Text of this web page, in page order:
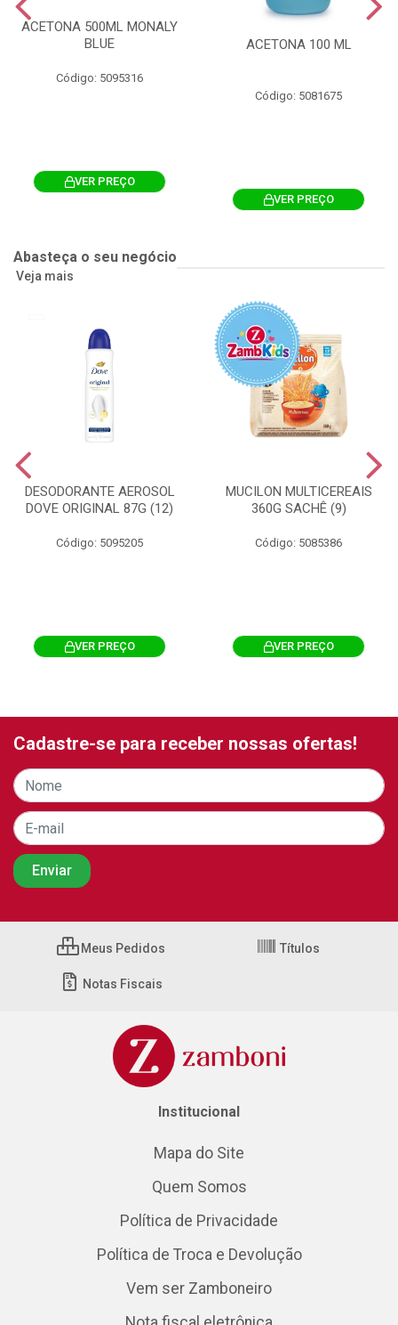
ACETONA 500ML MONALY
BLUE
Código: 5095316
VER PREÇO
ACETONA 100 ML
Código: 5081675
VER PREÇO
Abasteça o seu negócio
Veja mais
DESODORANTE AEROSOL
DOVE ORIGINAL 87G (12)
Código: 5095205
VER PREÇO
MUCILON MULTICEREAIS
360G SACHÊ (9)
Código: 5085386
VER PREÇO
Cadastre-se para receber nossas ofertas!
Meus Pedidos Títulos
Notas Fiscais
Institucional
Mapa do Site
Quem Somos
Política de Privacidade
Política de Troca e Devolução
Vem ser Zamboneiro